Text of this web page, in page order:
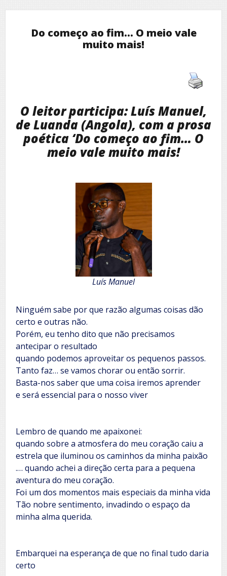
Do começo ao fim… O meio vale
muito mais!
O leitor participa: Luís Manuel,
de Luanda (Angola), com a prosa
poética ‘Do começo ao fim… O
meio vale muito mais!
Luís Manuel
Ninguém sabe por que razão algumas coisas dão
certo e outras não.
Porém, eu tenho dito que não precisamos
antecipar o resultado
quando podemos aproveitar os pequenos passos.
Tanto faz… se vamos chorar ou então sorrir.
Basta-nos saber que uma coisa iremos aprender
e será essencial para o nosso viver
Lembro de quando me apaixonei:
quando sobre a atmosfera do meu coração caiu a
estrela que iluminou os caminhos da minha paixão
.… quando achei a direção certa para a pequena
aventura do meu coração.
Foi um dos momentos mais especiais da minha vida
Tão nobre sentimento, invadindo o espaço da
minha alma querida.
Embarquei na esperança de que no final tudo daria
certo